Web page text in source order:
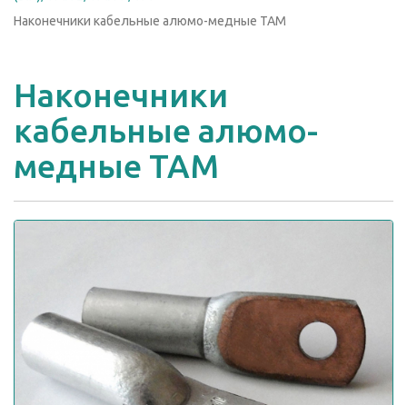
Наконечники кабельные алюмо-медные ТАМ
Наконечники
кабельные алюмо-
медные ТАМ